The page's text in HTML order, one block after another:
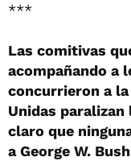
***
Las comitivas
acompañando a
concurrieron a la
Unidas paralizan
claro que
a George W.